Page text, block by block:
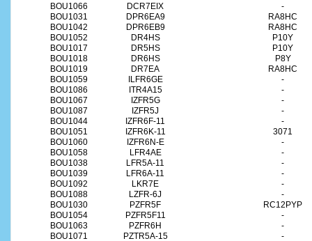
BOU1066 DCR7EIX
-
BOU1031
DPR6EA9
RA8HC
BOU1042
DPR6EB9
RA8HC
BOU1052
DR4HS
P10Y
BOU1017
DR5HS
P10Y
BOU1018
DR6HS
P8Y
BOU1019
DR7EA
RA8HC
BOU1059
ILFR6GE
-
BOU1086
ITR4A15
-
BOU1067
IZFR5G
-
BOU1087
IZFR5J
-
BOU1044
IZFR6F-11
-
BOU1051
IZFR6K-11
3071
BOU1060
IZFR6N-E
-
BOU1058
LFR4AE
-
BOU1038
LFR5A-11
-
BOU1039
LFR6A-11
-
BOU1092
LKR7E
-
BOU1088
LZFR-6J
-
BOU1030
PZFR5F
RC12PYP
BOU1054
PZFR5F11
-
BOU1063
PZFR6H
-
BOU1071
PZTR5A-15
-